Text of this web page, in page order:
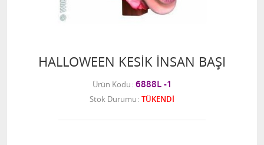
HALLOWEEN KESİK İNSAN BAŞI
Ürün Kodu 6888L -1
Stok Durumu TÜKENDİ